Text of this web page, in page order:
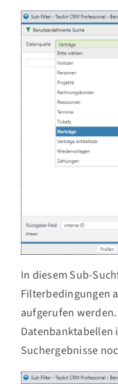
In diesem Sub-
Filterbedingungen
aufgerufen
Datenbanktabellen
Suchergebnisse